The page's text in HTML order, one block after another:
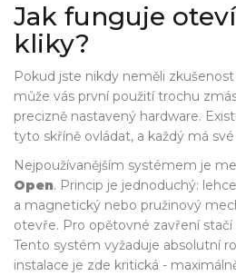
Jak funguje
kliky?
Pokud jste nikdy neměli
může vás první použití trochu
precizně nastavený hardware.
tyto skříně ovládat, a každý má
Nejpoužívanějším systémem je
Open. Princip je jednoduchý:
a magnetický nebo pružinový
otevře. Pro opětovné zavření
Tento systém vyžaduje absolutní
instalace je zde kritická -